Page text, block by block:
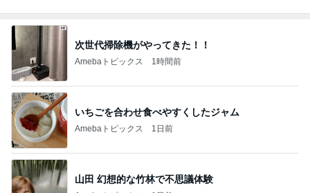
次世代掃除機がやってきた！！
Amebaトピックス 1時間前
いちごを合わせ食べやすくしたジャム
Amebaトピックス 1日前
山田 幻想的な竹林で不思議体験